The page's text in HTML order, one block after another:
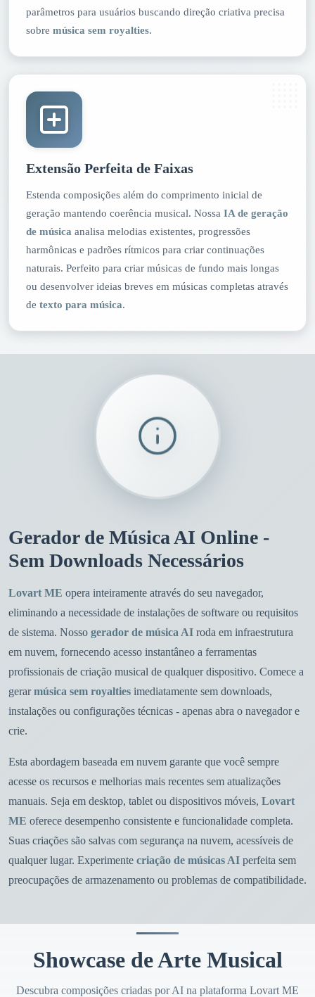
parâmetros para usuários buscando direção criativa precisa
sobre música sem royalties.
Extensão Perfeita de Faixas
Estenda composições além do comprimento inicial de
geração mantendo coerência musical. Nossa IA de geração
de música analisa melodias existentes, progressões
harmônicas e padrões rítmicos para criar continuações
naturais. Perfeito para criar músicas de fundo mais longas
ou desenvolver ideias breves em músicas completas através
de texto para música.
Gerador de Música AI Online -
Sem Downloads Necessários
Lovart ME opera inteiramente através do seu navegador,
eliminando a necessidade de instalações de software ou requisitos
de sistema. Nosso gerador de música AI roda em infraestrutura
em nuvem, fornecendo acesso instantâneo a ferramentas
profissionais de criação musical de qualquer dispositivo. Comece a
gerarmúsica sem royalties imediatamente sem downloads,
instalações ou configurações técnicas - apenas abra o navegador e
crie.
Esta abordagem baseada em nuvem garante que você sempre
acesse os recursos e melhorias mais recentes sem atualizações
manuais. Seja em desktop, tablet ou dispositivos móveis, Lovart
ME oferece desempenho consistente e funcionalidade completa.
Suas criações são salvas com segurança na nuvem, acessíveis de
qualquer lugar. Experimente criação de músicas AI perfeita sem
preocupações de armazenamento ou problemas de compatibilidade.
Showcase de Arte Musical
Descubra composições criadas por AI na plataforma Lovart ME